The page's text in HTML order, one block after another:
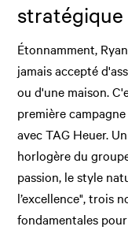
stratégique
Étonnamment,
jamais accepté
ou d'une maison.
première
avec TAG Heuer.
horlogère du
passion, le style
l’excellence", trois
fondamentales